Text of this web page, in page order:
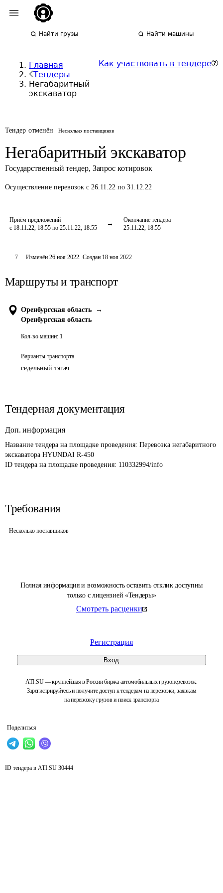
Найти грузы Найти машины
Главная
Тендеры
Негабаритный
экскаватор
Как участвовать в тендере
Тендер отменён Несколько поставщиков
Негабаритный экскаватор
Государственный тендер, Запрос котировок
Осуществление перевозок с 26.11.22 по 31.12.22
Приём предложений
с 18.11.22, 18:55 по 25.11.22, 18:55
Окончание тендера
25.11.22, 18:55
Полная информация и возможность оставить отклик доступны
только с лицензией «Тендеры»
Смотреть расценки
Регистрация
Вход
ATI.SU — крупнейшая в России биржа автомобильных грузоперевозок.
Зарегистрируйтесь и получите доступ к тендерам на перевозки, заявкам
на перевозку грузов и поиск транспорта
Поделиться
7 Изменён 26 ноя 2022. Создан 18 ноя 2022
Маршруты и транспорт
Оренбургская область
→
Оренбургская область
Кол-во машин: 1
Варианты транспорта
седельный тягач
Тендерная документация
Доп. информация
Название тендера на площадке проведения: Перевозка негабаритного
экскаватора HYUNDAI R-450
ID тендера на площадке проведения: 110332994/info
Требования
Несколько поставщиков
ID тендера в ATI.SU 30444